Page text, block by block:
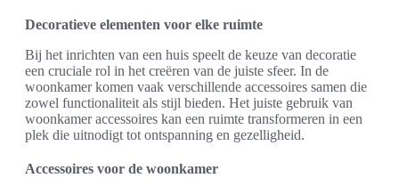
Decoratieve elementen voor elke ruimte
Bij het inrichten van een huis speelt de keuze van decoratie
een cruciale rol in het creëren van de juiste sfeer. In de
woonkamer komen vaak verschillende accessoires samen die
zowel functionaliteit als stijl bieden. Het juiste gebruik van
woonkamer accessoires kan een ruimte transformeren in een
plek die uitnodigt tot ontspanning en gezelligheid.
Accessoires voor de woonkamer